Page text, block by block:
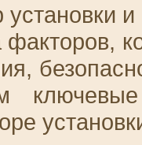
факторов,